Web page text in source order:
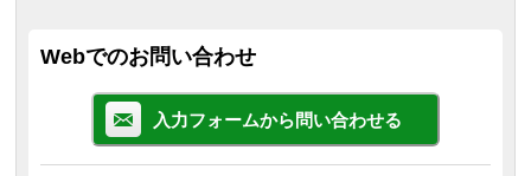
Webでのお問い合わせ
入力フォームから問い合わせる